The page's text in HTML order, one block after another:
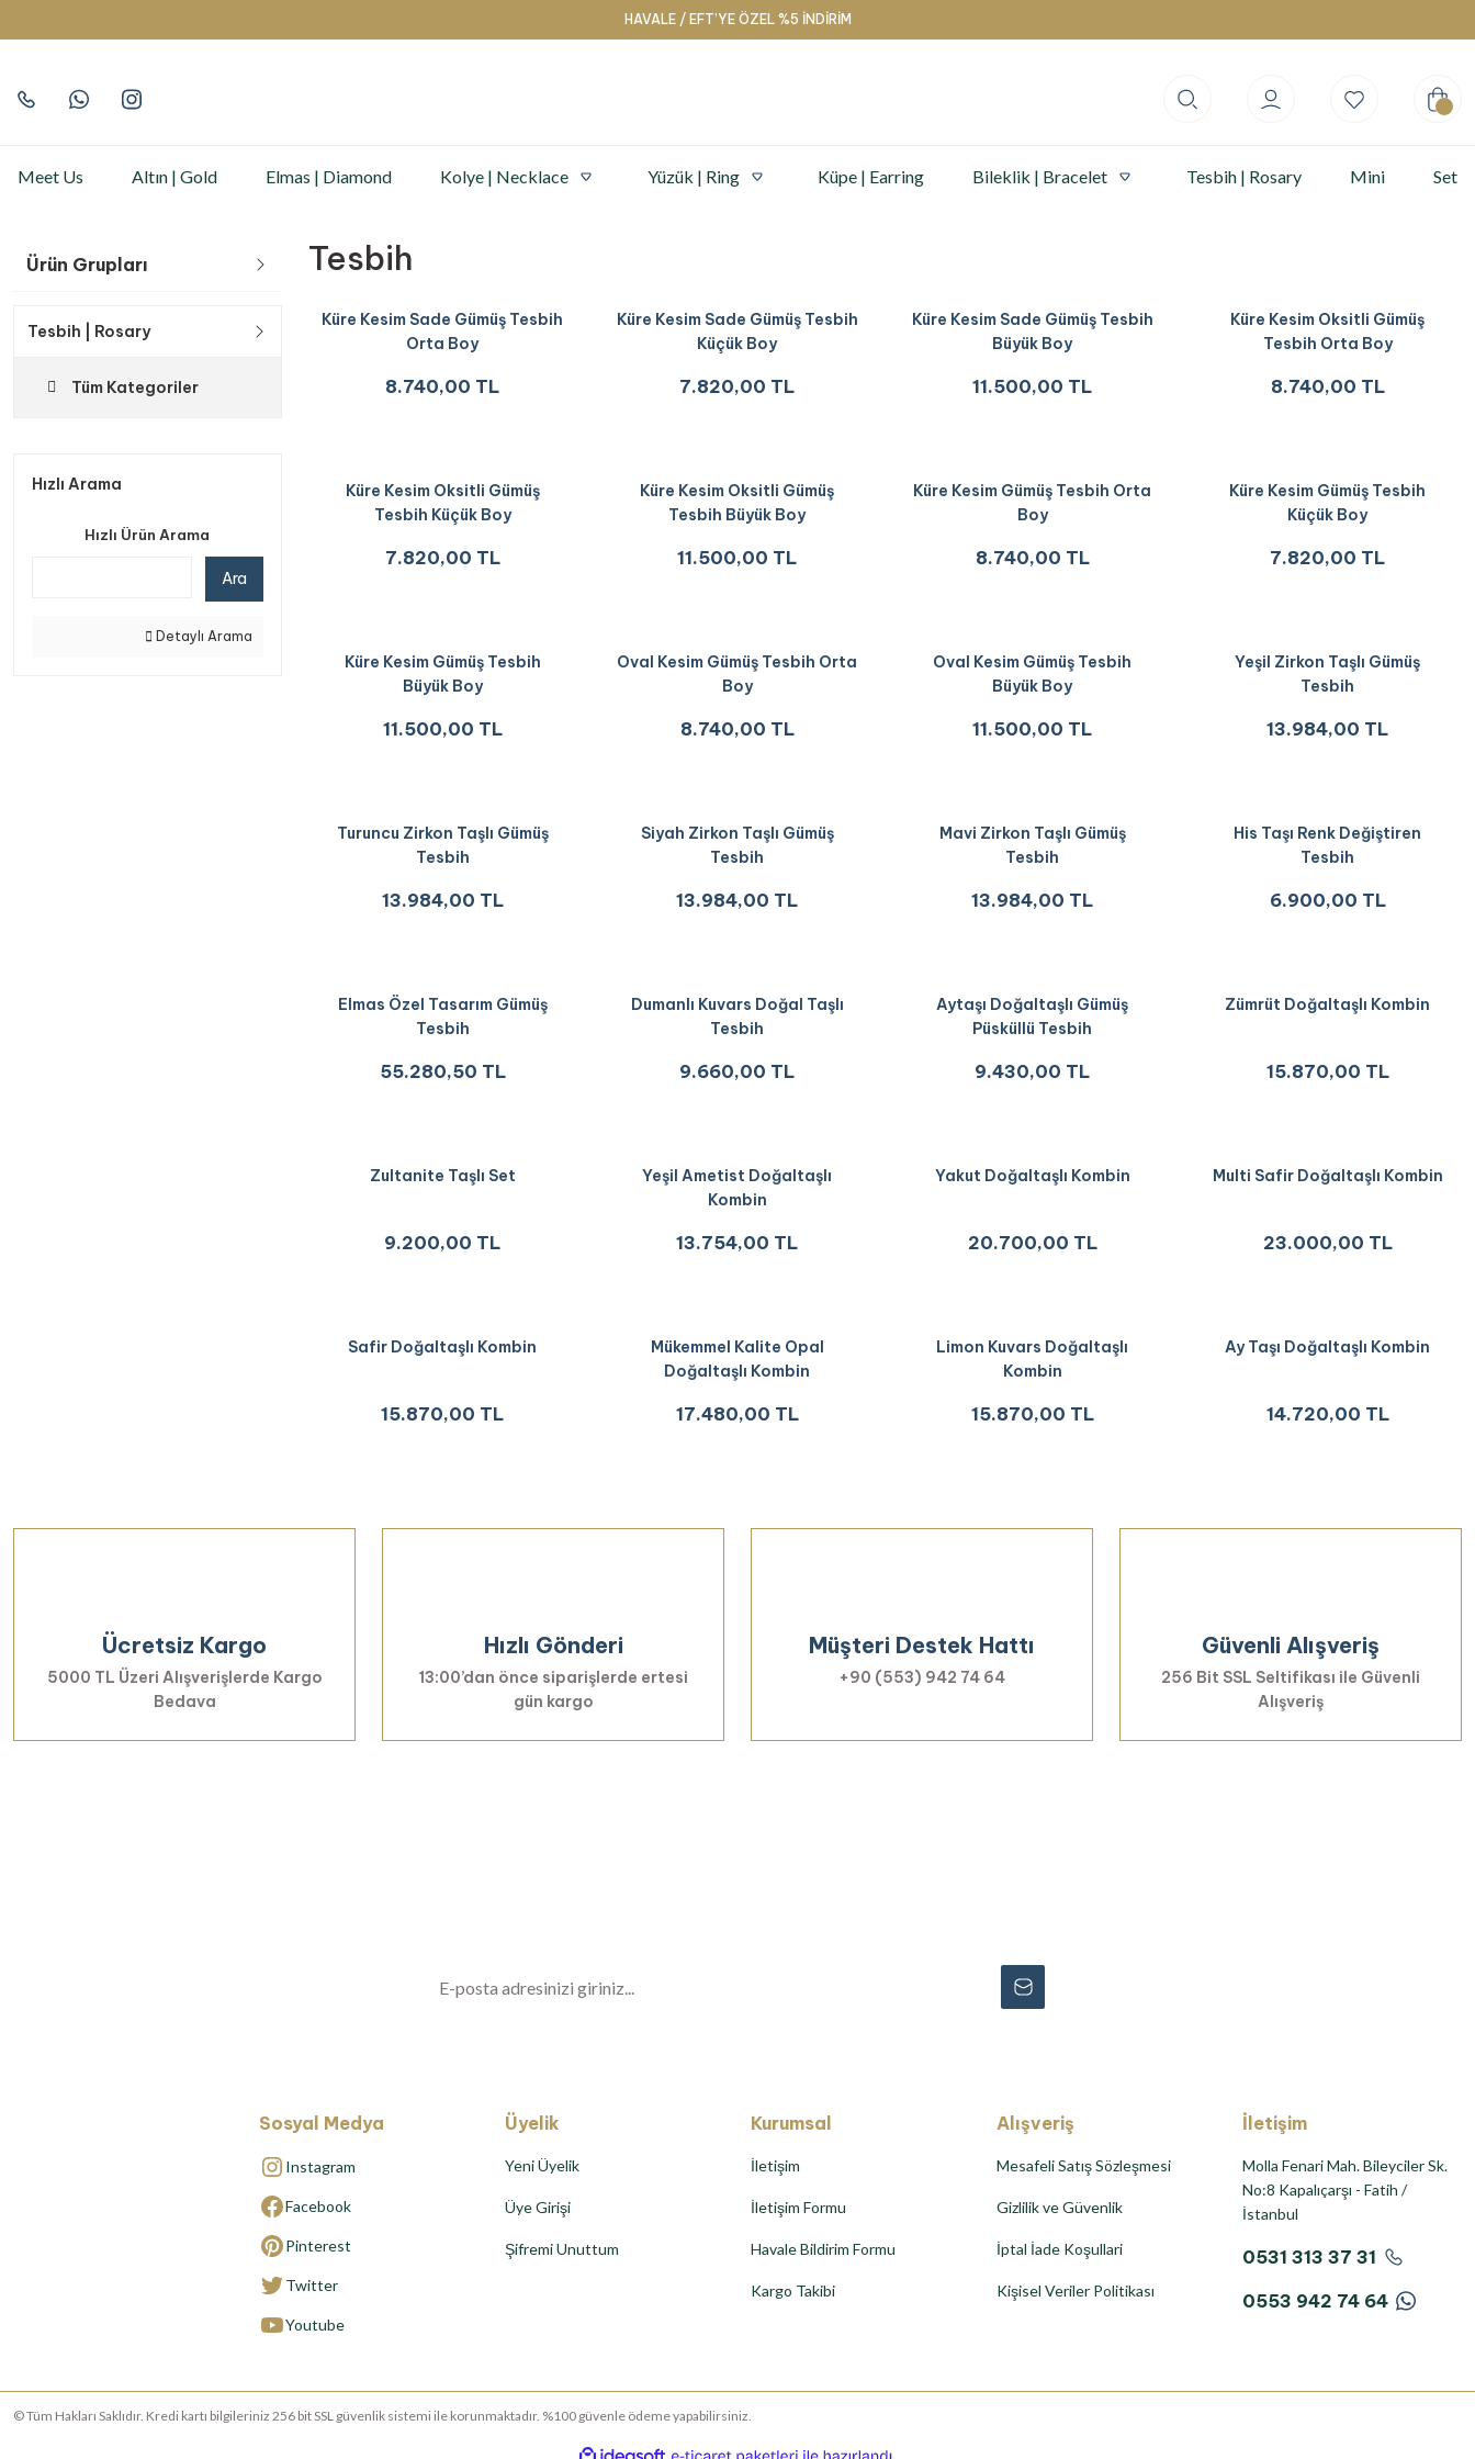
HAVALE / EFT’YE ÖZEL %5 İNDİRİM
Meet Us Altın | Gold Elmas | Diamond Kolye | Necklace Yüzük | Ring Küpe | Earring Bileklik | Bracelet Tesbih | Rosary Mini Set
Ürün Grupları
Tesbih | Rosary
Tüm Kategoriler
Hızlı Arama
Hızlı Ürün Arama
Ara
Detaylı Arama
Tesbih
Küre Kesim Sade Gümüş Tesbih
Orta Boy
8.740,00 TL
Küre Kesim Sade Gümüş Tesbih
Küçük Boy
7.820,00 TL
Küre Kesim Sade Gümüş Tesbih
Büyük Boy
11.500,00 TL
Küre Kesim Oksitli Gümüş
Tesbih Orta Boy
8.740,00 TL
Küre Kesim Oksitli Gümüş
Tesbih Küçük Boy
7.820,00 TL
Küre Kesim Oksitli Gümüş
Tesbih Büyük Boy
11.500,00 TL
Küre Kesim Gümüş Tesbih Orta
Boy
8.740,00 TL
Küre Kesim Gümüş Tesbih
Küçük Boy
7.820,00 TL
Küre Kesim Gümüş Tesbih
Büyük Boy
11.500,00 TL
Oval Kesim Gümüş Tesbih Orta
Boy
8.740,00 TL
Oval Kesim Gümüş Tesbih
Büyük Boy
11.500,00 TL
Yeşil Zirkon Taşlı Gümüş
Tesbih
13.984,00 TL
Turuncu Zirkon Taşlı Gümüş
Tesbih
13.984,00 TL
Siyah Zirkon Taşlı Gümüş
Tesbih
13.984,00 TL
Mavi Zirkon Taşlı Gümüş
Tesbih
13.984,00 TL
His Taşı Renk Değiştiren
Tesbih
6.900,00 TL
Elmas Özel Tasarım Gümüş
Tesbih
55.280,50 TL
Dumanlı Kuvars Doğal Taşlı
Tesbih
9.660,00 TL
Aytaşı Doğaltaşlı Gümüş
Püsküllü Tesbih
9.430,00 TL
Zümrüt Doğaltaşlı Kombin
15.870,00 TL
Zultanite Taşlı Set
9.200,00 TL
Yeşil Ametist Doğaltaşlı
Kombin
13.754,00 TL
Yakut Doğaltaşlı Kombin
20.700,00 TL
Multi Safir Doğaltaşlı Kombin
23.000,00 TL
Safir Doğaltaşlı Kombin
15.870,00 TL
Mükemmel Kalite Opal
Doğaltaşlı Kombin
17.480,00 TL
Limon Kuvars Doğaltaşlı
Kombin
15.870,00 TL
Ay Taşı Doğaltaşlı Kombin
14.720,00 TL
Ücretsiz Kargo
5000 TL Üzeri Alışverişlerde Kargo
Bedava
Hızlı Gönderi
13:00’dan önce siparişlerde ertesi
gün kargo
Müşteri Destek Hattı
+90 (553) 942 74 64
Güvenli Alışveriş
256 Bit SSL Seltifikası ile Güvenli
Alışveriş
Sosyal Medya
Instagram
Facebook
Pinterest
Twitter
Youtube
Üyelik
Yeni Üyelik
Üye Girişi
Şifremi Unuttum
Kurumsal
İletişim
İletişim Formu
Havale Bildirim Formu
Kargo Takibi
Alışveriş
Mesafeli Satış Sözleşmesi
Gizlilik ve Güvenlik
İptal İade Koşullari
Kişisel Veriler Politikası
İletişim
Molla Fenari Mah. Bileyciler Sk.
No:8 Kapalıçarşı - Fatih /
İstanbul
0531 313 37 31
0553 942 74 64
© Tüm Hakları Saklıdır. Kredi kartı bilgileriniz 256 bit SSL güvenlik sistemi ile korunmaktadır. %100 güvenle ödeme yapabilirsiniz.